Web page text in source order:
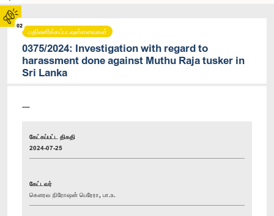
02
பதிலளிக்கப்படவுள்ளவைகள்
0375/2024: Investigation with regard to
harassment done against Muthu Raja tusker in
Sri Lanka
----
கேட்கப்பட்ட திகதி
2024-07-25
கேட்டவர்
கௌரவ நிரோஷன் பெரேரா, பா.உ.